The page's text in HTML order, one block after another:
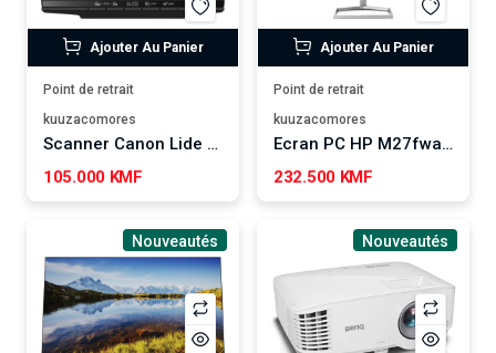
Ajouter Au Panier
Point de retrait
kuuzacomores
Scanner Canon Lide 400
105.000 KMF
Ajouter Au Panier
Point de retrait
kuuzacomores
Ecran PC HP M27fwa 27" Full HD Blanc et argent
232.500 KMF
Nouveautés Nouveautés